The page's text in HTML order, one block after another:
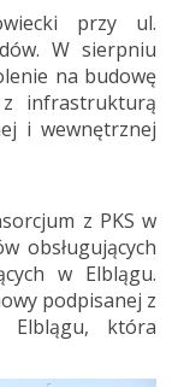
przy ul.
W sierpniu
na budowę
infrastrukturą
i wewnętrznej
z PKS w
obsługujących
w Elblągu.
podpisanej z
Elblągu, która